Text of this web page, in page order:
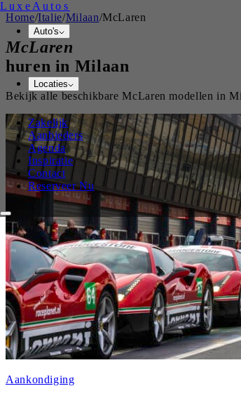
Luxe Autos
Auto's
Locaties
Zakelijk
Aanbieders
Agenda
Inspiratie
Contact
Reserveer Nu
Home/Italie/Milaan/McLaren
McLaren
huren in Milaan
Bekijk alle beschikbareMcLaren modellen in
Aankondiging